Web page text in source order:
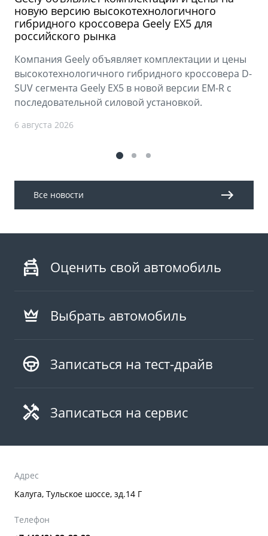
новую версию высокотехнологичного
гибридного кроссовера Geely EX5 для
российского рынка
Компания Geely объявляет комплектации и цены
высокотехнологичного гибридного кроссовера D-
SUV сегмента Geely EX5 в новой версии EM-R с
последовательной силовой установкой.
6 августа 2026
Все новости
Оценить свой автомобиль
Выбрать автомобиль
Записаться на тест-драйв
Записаться на сервис
Адрес
Калуга, Тульское шоссе, зд.14 Г
Телефон